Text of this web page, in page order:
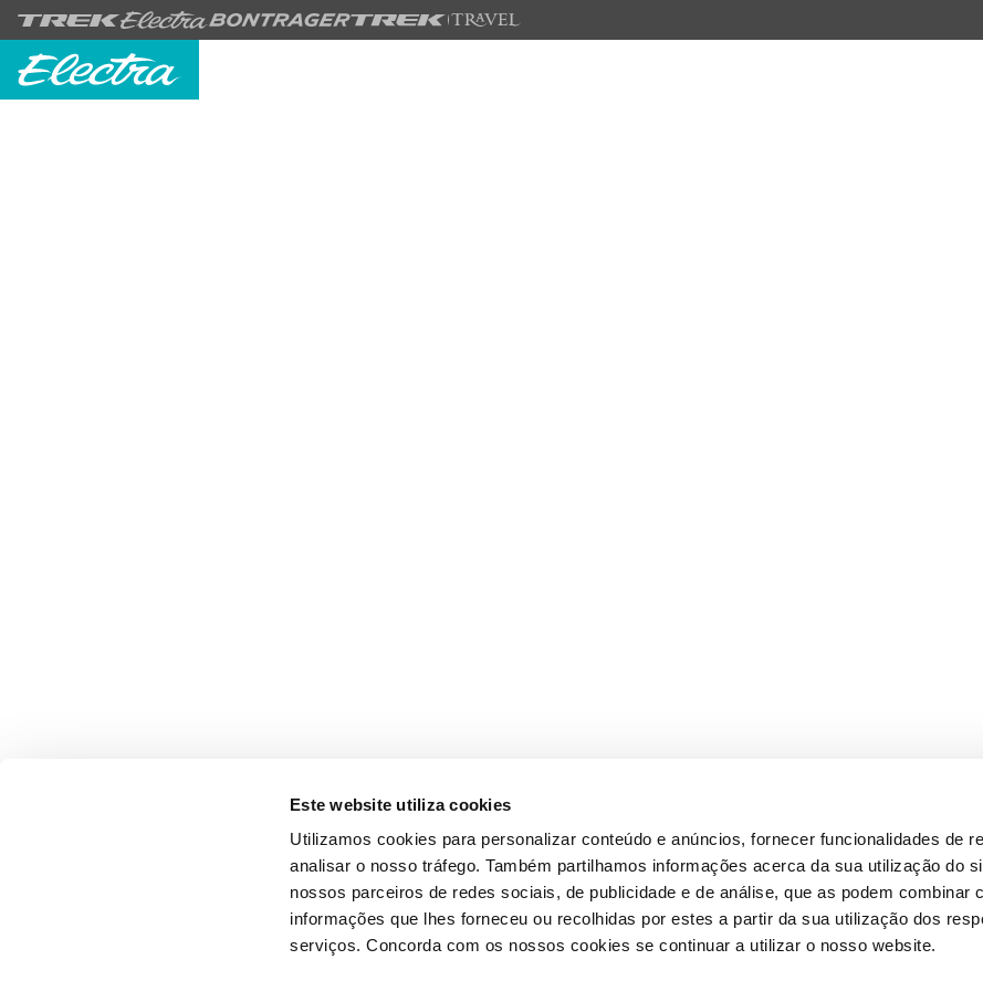
Este website utiliza cookies
Utilizamos cookies para personalizar conteúdo e anúncios, fornecer funcionalidades de
analisar o nosso tráfego. Também partilhamos informações acerca da sua utilização do
nossos parceiros de redes sociais, de publicidade e de análise, que as podem combinar
informações que lhes forneceu ou recolhidas por estes a partir da sua utilização dos
serviços. Concorda com os nossos cookies se continuar a utilizar o nosso website.